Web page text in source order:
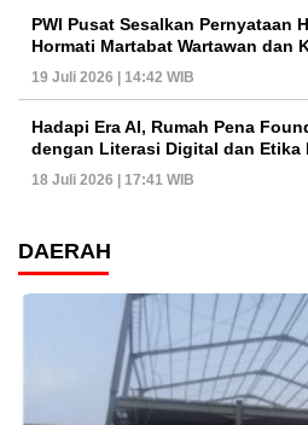
PWI Pusat Sesalkan Pernyataan
Hormati Martabat Wartawan dan
19 Juli 2026 | 14:42 WIB
Hadapi Era AI, Rumah Pena
dengan Literasi Digital dan Etika
18 Juli 2026 | 17:41 WIB
DAERAH